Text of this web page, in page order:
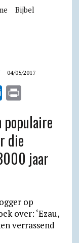
Bijbel
04/05/2017
l
o
.
c
o
i
n
t
populaire
die
jaar
op
over: ‘Ezau,
verrassend